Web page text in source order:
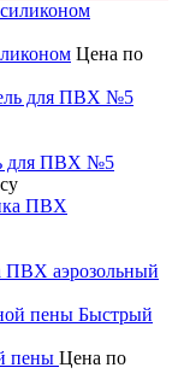
Цена по
для ПВХ №5
ПВХ аэрозольный
Быстрый
пены Цена по